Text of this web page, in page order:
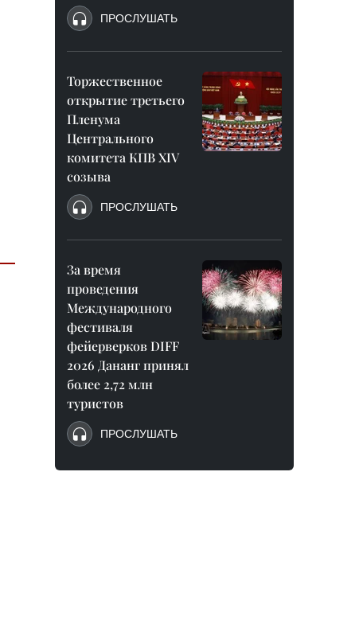
ПРОСЛУШАТЬ
Торжественное
открытие третьего
Пленума
Центрального
комитета КПВ XIV
созыва
ПРОСЛУШАТЬ
За время
проведения
Международного
фестиваля
фейерверков DIFF
2026 Дананг принял
более 2,72 млн
туристов
ПРОСЛУШАТЬ